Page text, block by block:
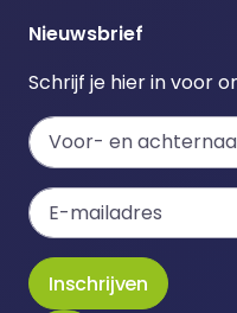
Nieuwsbrief
Schrijf je hier in voor
Inschrijven